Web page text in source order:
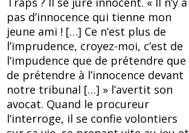
pas d’innocence qui tienne mon
jeune ami ! […] Ce n’est plus de
l’imprudence, croyez-moi, c’est de
l’impudence que de prétendre que
de prétendre à l’innocence devant
notre tribunal […] » l’avertit son
avocat. Quand le procureur
l’interroge, il se confie volontiers